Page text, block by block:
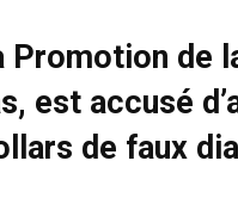
Promotion de
est accusé
de faux